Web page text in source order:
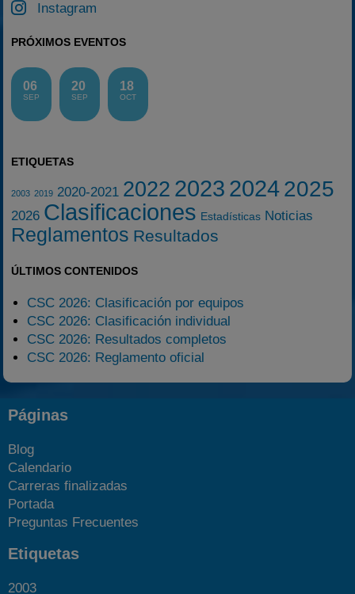
Instagram
PRÓXIMOS EVENTOS
06
SEP
20
SEP
18
OCT
ETIQUETAS
2003 2019 2020-2021 2022 2023 20242025
2026 Clasificaciones Estadísticas Noticias
Reglamentos Resultados
ÚLTIMOS CONTENIDOS
CSC 2026: Clasificación por equipos
CSC 2026: Clasificación individual
CSC 2026: Resultados completos
CSC 2026: Reglamento oficial
Páginas
Blog
Calendario
Carreras finalizadas
Portada
Preguntas Frecuentes
Etiquetas
2003